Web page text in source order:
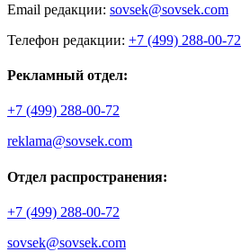
Email редакции: sovsek@sovsek.com
Телефон редакции: +7 (499) 288-00-72
Рекламный отдел:
+7 (499) 288-00-72
reklama@sovsek.com
Отдел распространения:
+7 (499) 288-00-72
sovsek@sovsek.com